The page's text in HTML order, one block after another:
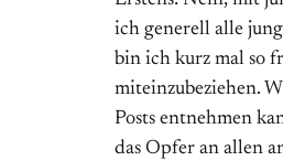
ich generell alle
bin ich kurz mal so
miteinzubeziehen.
Posts entnehmen
das Opfer an allen